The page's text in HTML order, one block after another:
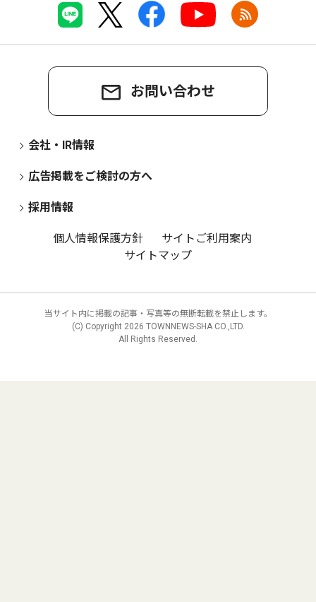
お問い合わせ
会社・IR情報
広告掲載をご検討の方へ
採用情報
個人情報保護方針
サイトご利用案内
サイトマップ
当サイト内に掲載の記事・写真等の無断転載を禁止します。
(C) Copyright 2026 TOWNNEWS-SHA CO.,LTD.
All Rights Reserved.